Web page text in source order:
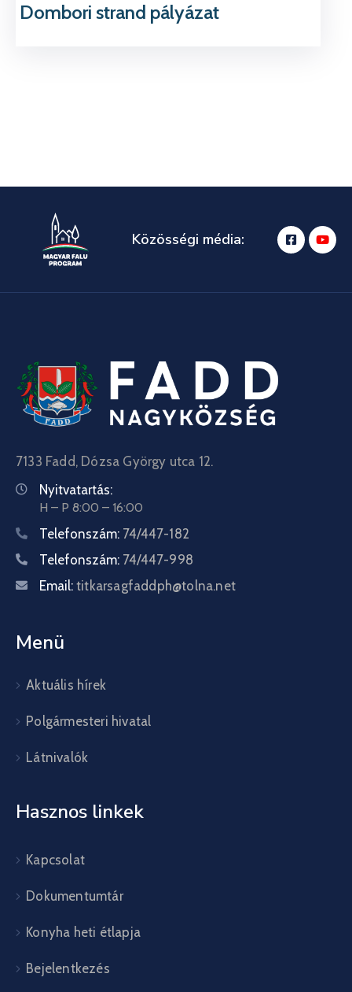
Dombori strand pályázat
Közösségi média:
7133 Fadd, Dózsa György utca 12.
Nyitvatartás:
H – P 8:00 – 16:00
Telefonszám: 74/447-182
Telefonszám: 74/447-998
Email: titkarsagfaddph@tolna.net
Menü
Aktuális hírek
Polgármesteri hivatal
Látnivalók
Hasznos linkek
Kapcsolat
Dokumentumtár
Konyha heti étlapja
Bejelentkezés